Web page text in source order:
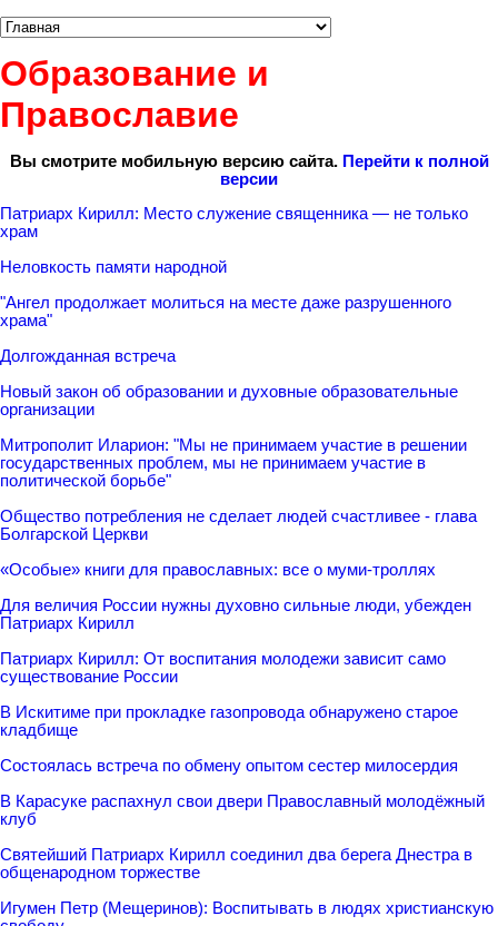
Образование и
Православие
Вы смотрите мобильную версию сайта. Перейти к полной
версии
Патриарх Кирилл: Место служение священника — не только
храм
Неловкость памяти народной
"Ангел продолжает молиться на месте даже разрушенного
храма"
Долгожданная встреча
Новый закон об образовании и духовные образовательные
организации
Митрополит Иларион: "Мы не принимаем участие в решении
государственных проблем, мы не принимаем участие в
политической борьбе"
Общество потребления не сделает людей счастливее - глава
Болгарской Церкви
«Особые» книги для православных: все о муми-троллях
Для величия России нужны духовно сильные люди, убежден
Патриарх Кирилл
Патриарх Кирилл: От воспитания молодежи зависит само
существование России
В Искитиме при прокладке газопровода обнаружено старое
кладбище
Состоялась встреча по обмену опытом сестер милосердия
В Карасуке распахнул свои двери Православный молодёжный
клуб
Святейший Патриарх Кирилл соединил два берега Днестра в
общенародном торжестве
Игумен Петр (Мещеринов): Воспитывать в людях христианскую